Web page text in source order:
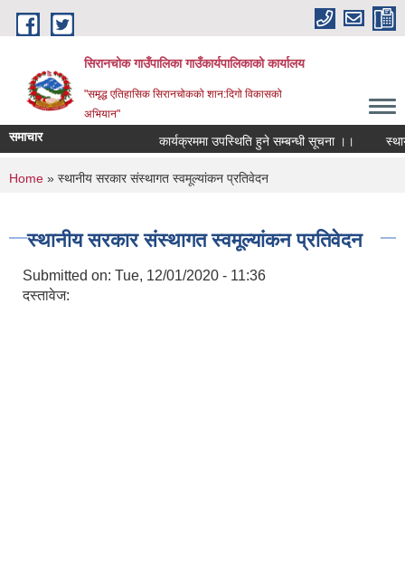
Skip to main content
सिरानचोक गाउँपालिका गाउँकार्यपालिकाको कार्यालय
"समृद्ध एतिहासिक सिरानचोकको शान:दिगो विकासको
अभियान"
समाचार कार्यक्रममा उपस्थिति हुने सम्बन्धी सूचना ।।
You are here
Home » स्थानीय सरकार संस्थागत स्वमूल्यांकन प्रतिवेदन
स्थानीय सरकार संस्थागत स्वमूल्यांकन प्रतिवेदन
Submitted on: Tue, 12/01/2020 - 11:36
दस्तावेज: